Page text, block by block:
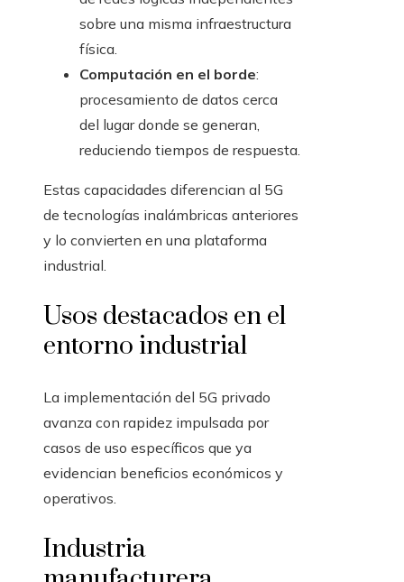
sobre una misma infraestructura
física.
Computación en el borde:
procesamiento de datos cerca
del lugar donde se generan,
reduciendo tiempos de respuesta.
Estas capacidades diferencian al 5G
de tecnologías inalámbricas anteriores
y lo convierten en una plataforma
industrial.
Usos destacados en el
entorno industrial
La implementación del 5G privado
avanza con rapidez impulsada por
casos de uso específicos que ya
evidencian beneficios económicos y
operativos.
Industria